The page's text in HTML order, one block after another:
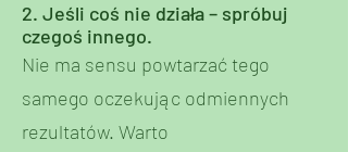
2. Jeśli coś nie działa – spróbuj
czegoś innego.
Nie ma sensu powtarzać tego
samego oczekując odmiennych
rezultatów. Warto